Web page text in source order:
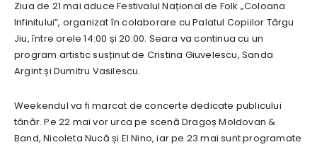
Ziua de 21 mai aduce Festivalul Național de Folk „Coloana
Infinitului”, organizat în colaborare cu Palatul Copiilor Târgu
Jiu, între orele 14:00 și 20:00. Seara va continua cu un
program artistic susținut de Cristina Giuvelescu, Sanda
Argint și Dumitru Vasilescu.
Weekendul va fi marcat de concerte dedicate publicului
tânăr. Pe 22 mai vor urca pe scenă Dragoș Moldovan &
Band, Nicoleta Nucă și El Nino, iar pe 23 mai sunt programate